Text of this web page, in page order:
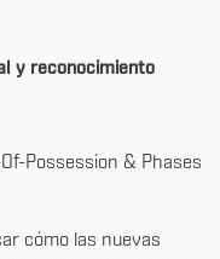
y reconocimiento
Possession & Phases
cómo las nuevas